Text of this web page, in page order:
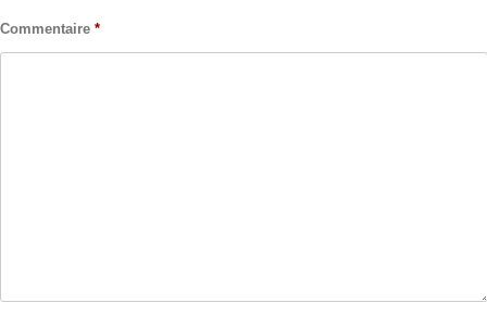
Commentaire *